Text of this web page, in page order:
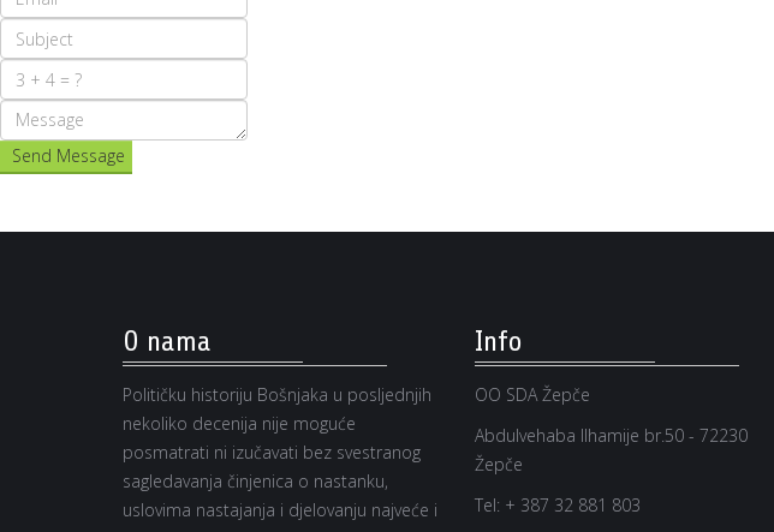
Send Message
O nama
Političku historiju Bošnjaka u posljednjih
nekoliko decenija nije moguće
posmatrati ni izučavati bez svestranog
sagledavanja činjenica o nastanku,
uslovima nastajanja i djelovanju najveće i
Info
OO SDA Žepče
Abdulvehaba Ilhamije br.50 - 72230
Žepče
Tel: + 387 32 881 803